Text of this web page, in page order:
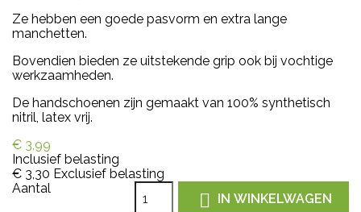
Ze hebben een goede pasvorm en extra lange
manchetten.
Bovendien bieden ze uitstekende grip ook bij vochtige
werkzaamheden.
De handschoenen zijn gemaakt van 100% synthetisch
nitril, latex vrij.
€ 3,99
Inclusief belasting
€ 3,30 Exclusief belasting
Aantal
 IN WINKELWAGEN